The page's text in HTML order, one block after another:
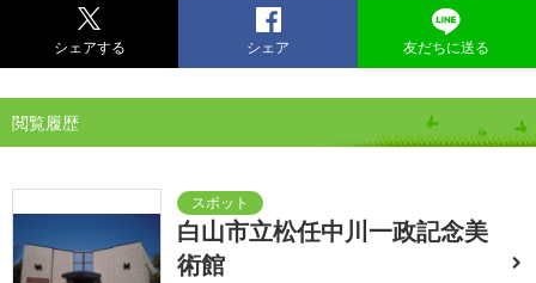
シェアする シェア 友だちに送る
閲覧履歴
白山市立松任中川一政記念美
術館